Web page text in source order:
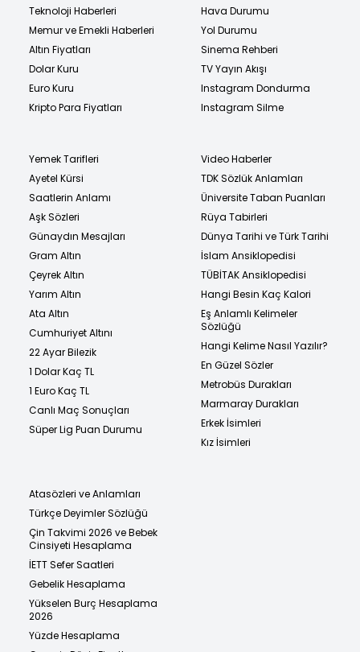
Teknoloji Haberleri
Memur ve Emekli Haberleri
Altın Fiyatları
Dolar Kuru
Euro Kuru
Kripto Para Fiyatları
Hava Durumu
Yol Durumu
Sinema Rehberi
TV Yayın Akışı
Instagram Dondurma
Instagram Silme
Yemek Tarifleri
Ayetel Kürsi
Saatlerin Anlamı
Aşk Sözleri
Günaydın Mesajları
Gram Altın
Çeyrek Altın
Yarım Altın
Ata Altın
Cumhuriyet Altını
22 Ayar Bilezik
1 Dolar Kaç TL
1 Euro Kaç TL
Canlı Maç Sonuçları
Süper Lig Puan Durumu
Video Haberler
TDK Sözlük Anlamları
Üniversite Taban Puanları
Rüya Tabirleri
Dünya Tarihi ve Türk Tarihi
İslam Ansiklopedisi
TÜBİTAK Ansiklopedisi
Hangi Besin Kaç Kalori
Eş Anlamlı Kelimeler
Sözlüğü
Hangi Kelime Nasıl Yazılır?
En Güzel Sözler
Metrobüs Durakları
Marmaray Durakları
Erkek İsimleri
Kız İsimleri
Atasözleri ve Anlamları
Türkçe Deyimler Sözlüğü
Çin Takvimi 2026 ve Bebek
Cinsiyeti Hesaplama
İETT Sefer Saatleri
Gebelik Hesaplama
Yükselen Burç Hesaplama
2026
Yüzde Hesaplama